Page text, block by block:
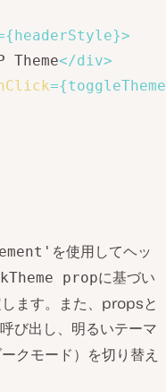
{ headerStyle}>
Theme</div>
={toggleTheme
を使用してヘッ
propに基づい
ます。また、propsと
び出し、明るいテーマ
クモード）を切り替え